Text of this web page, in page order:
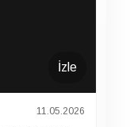
İzle
11.05.2026